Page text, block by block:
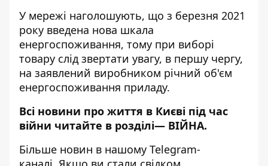
У мережі наголошують, що з березня 2021
року введена нова шкала
енергоспоживання, тому при виборі
товару слід звертати увагу, в першу чергу,
на заявлений виробником річний об'єм
енергоспоживання приладу.
Всі новини про життя в Києві під час
війни читайте в розділі— ВІЙНА.
Більше новин в нашому Telegram-